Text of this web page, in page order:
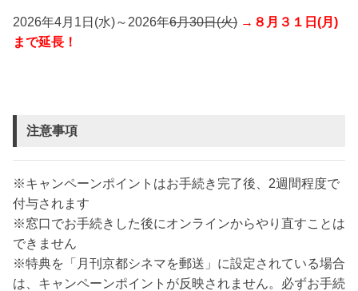
2026年4月1日(水)～2026年6月30日(火)→８月３１日(月)
まで延長！
注意事項
※キャンペーンポイントはお手続き完了後、2週間程度で
付与されます
※窓口でお手続きした後にオンラインからやり直すことは
できません
※特典を「月刊京都シネマを郵送」に設定されている場合
は、キャンペーンポイントが反映されません。必ずお手続